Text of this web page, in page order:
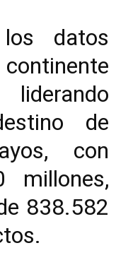
datos
de
con
millones,
838.582